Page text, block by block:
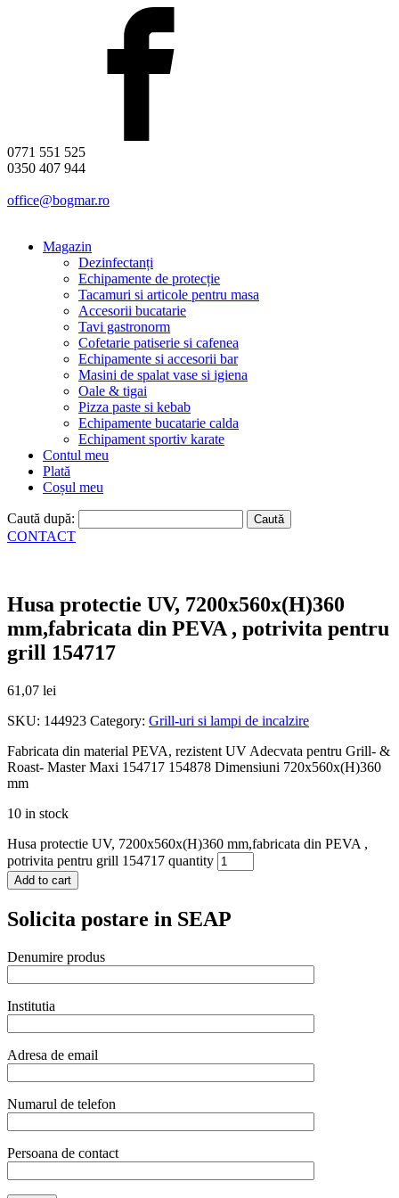
0771 551 525
0350 407 944
office@bogmar.ro
Magazin
Dezinfectanți
Echipamente de protecție
Tacamuri si articole pentru masa
Accesorii bucatarie
Tavi gastronorm
Cofetarie patiserie si cafenea
Echipamente si accesorii bar
Masini de spalat vase si igiena
Oale & tigai
Pizza paste si kebab
Echipamente bucatarie calda
Echipament sportiv karate
Contul meu
Plată
Coșul meu
Caută după:
CONTACT
Husa protectie UV, 7200x560x(H)360
mm,fabricata din PEVA , potrivita pentru
grill 154717
61,07 lei
SKU: 144923 Category: Grill-uri si lampi de incalzire
Fabricata din material PEVA, rezistent UV Adecvata pentru Grill- &
Roast- Master Maxi 154717 154878 Dimensiuni 720x560x(H)360
mm
10 in stock
Husa protectie UV, 7200x560x(H)360 mm,fabricata din PEVA ,
potrivita pentru grill 154717 quantity
Add to cart
Solicita postare in SEAP
Denumire produs
Institutia
Adresa de email
Numarul de telefon
Persoana de contact